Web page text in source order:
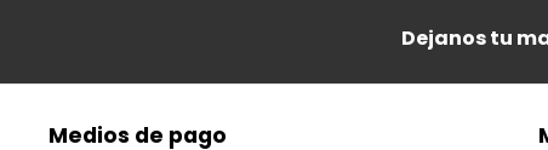
Dejanos tu
Medios de pago